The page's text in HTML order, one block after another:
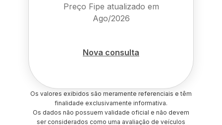
Preço Fipe atualizado em
Ago/2026
Nova consulta
Os valores exibidos são meramente referenciais e têm
finalidade exclusivamente informativa.
Os dados não possuem validade oficial e não devem
ser considerados como uma avaliação de veículos